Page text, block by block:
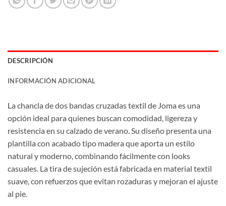
DESCRIPCIÓN
INFORMACIÓN ADICIONAL
La chancla de dos bandas cruzadas textil de Joma es una
opción ideal para quienes buscan comodidad, ligereza y
resistencia en su calzado de verano. Su diseño presenta una
plantilla con acabado tipo madera que aporta un estilo
natural y moderno, combinando fácilmente con looks
casuales. La tira de sujeción está fabricada en material textil
suave, con refuerzos que evitan rozaduras y mejoran el ajuste
al pie.